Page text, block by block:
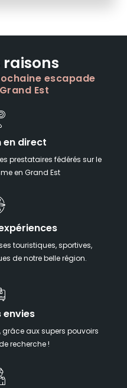
escapade
Est
en direct
prestataires fédérés sur le
en Grand Est
touristiques, sportives,
de notre belle région.
envies
aux supers pouvoirs
recherche !